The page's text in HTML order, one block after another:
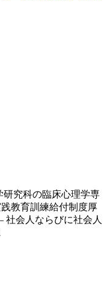
究科の臨床心理学専
教育訓練給付制度厚
会人ならびに社会人